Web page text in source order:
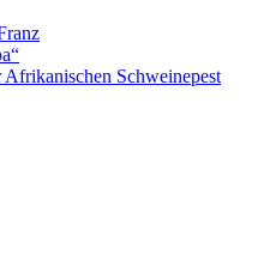
Schweinepest